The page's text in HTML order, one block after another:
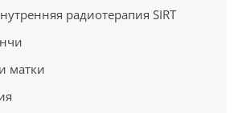
радиотерапия SIRT
матки